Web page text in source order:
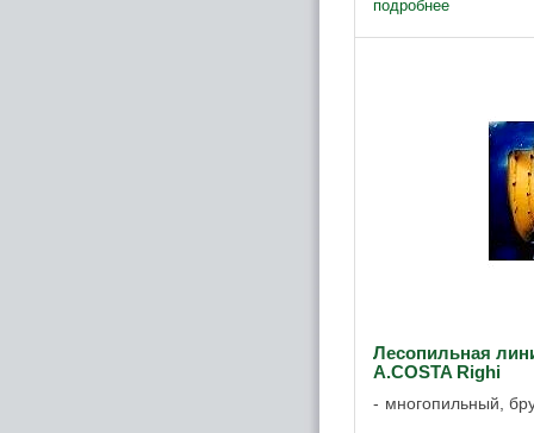
подробнее
Лесопильная
A.COSTA Righi
многопильный,